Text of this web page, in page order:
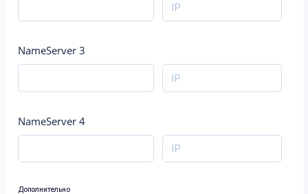
NameServer 3
NameServer 4
Дополнительно